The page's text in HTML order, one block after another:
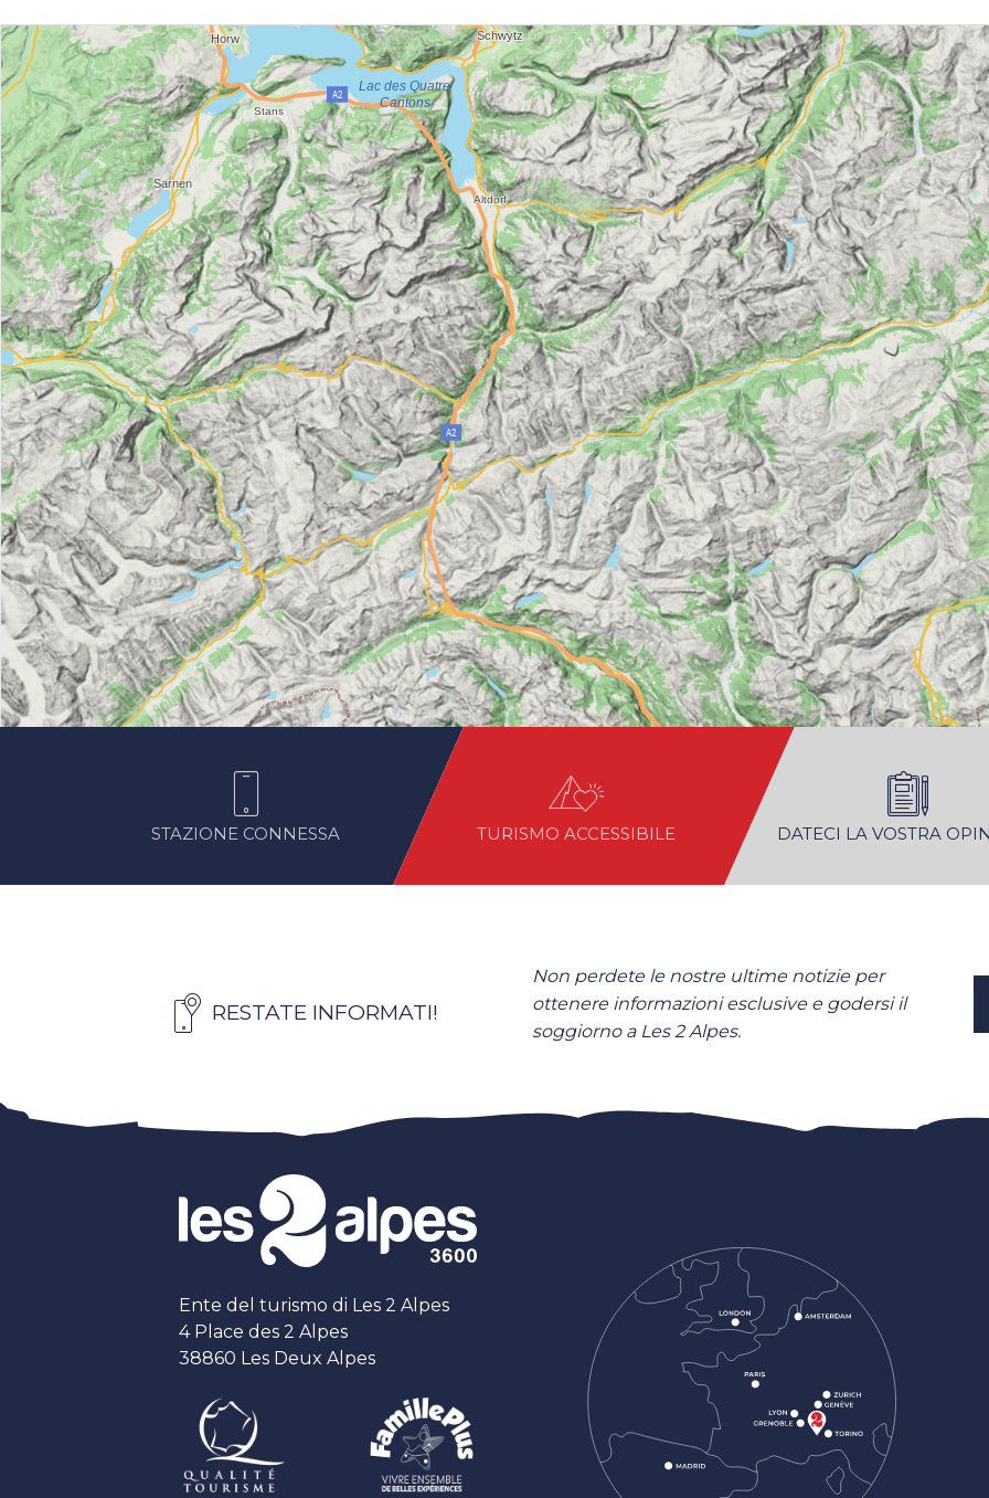
STAZIONE CONNESSA TURISMO ACCESSIBILE DATECI LA VOSTRA
RESTATE INFORMATI!
Non perdete le nostre ultime notizie per
ottenere informazioni esclusive e godersi il
soggiorno a Les 2 Alpes.
Ente del turismo di Les 2 Alpes
4 Place des 2 Alpes
38860 Les Deux Alpes